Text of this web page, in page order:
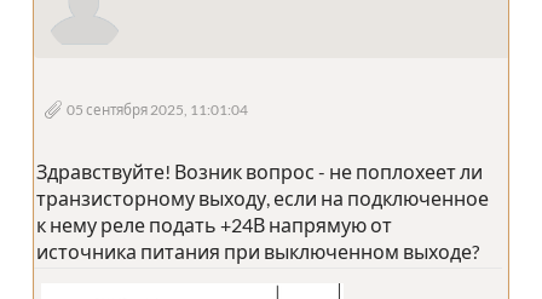
05 сентября 2025, 11:01:04
Здравствуйте! Возник вопрос - не поплохеет ли
транзисторному выходу, если на подключенное
к нему реле подать +24В напрямую от
источника питания при выключенном выходе?